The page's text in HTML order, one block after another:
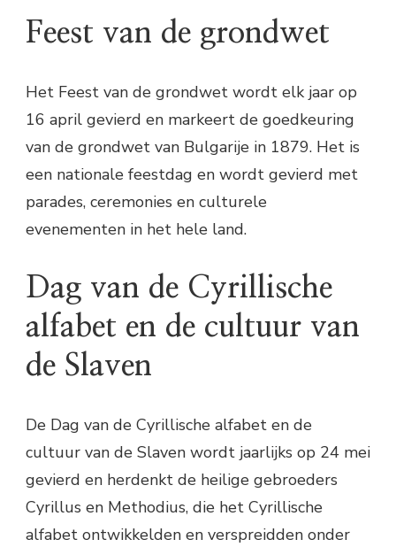
Feest van de grondwet
Het Feest van de grondwet wordt elk jaar op
16 april gevierd en markeert de goedkeuring
van de grondwet van Bulgarije in 1879. Het is
een nationale feestdag en wordt gevierd met
parades, ceremonies en culturele
evenementen in het hele land.
Dag van de Cyrillische
alfabet en de cultuur van
de Slaven
De Dag van de Cyrillische alfabet en de
cultuur van de Slaven wordt jaarlijks op 24 mei
gevierd en herdenkt de heilige gebroeders
Cyrillus en Methodius, die het Cyrillische
alfabet ontwikkelden en verspreidden onder